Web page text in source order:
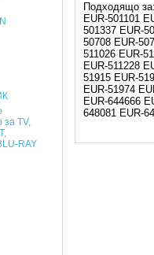
за TV,
RAY
Подходящо за:
EUR-501101
501337 EUR-
50708 EUR-
511026 EUR-
EUR-511228
51915 EUR-
EUR-51974
EUR-644666
648081 EUR-